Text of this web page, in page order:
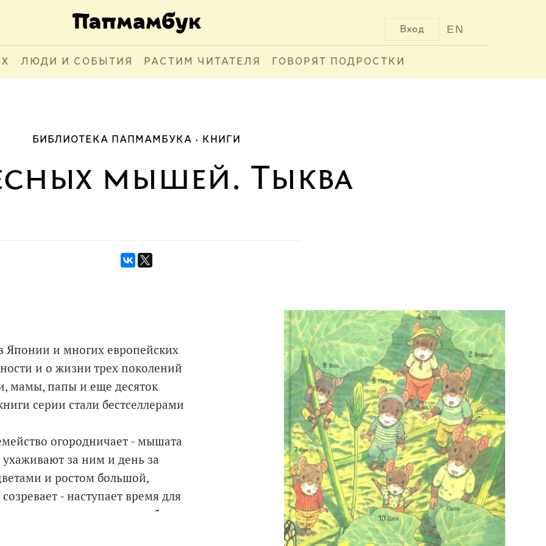
EN
Вход
ЛЮДИ И СОБЫТИЯ РАСТИМ ЧИТАТЕЛЯ ГОВОРЯТ ПОДРОСТКИ
БИБЛИОТЕКА ПАПМАМБУКА КНИГИ
мышей. Тыква
Японии и многих европейских
и о жизни трех поколений
мамы, папы и еще десяток
серии стали бестселлерами
огородничает - мышата
за ним и день за
и ростом большой,
- наступает время для
года и погоды, волшебство